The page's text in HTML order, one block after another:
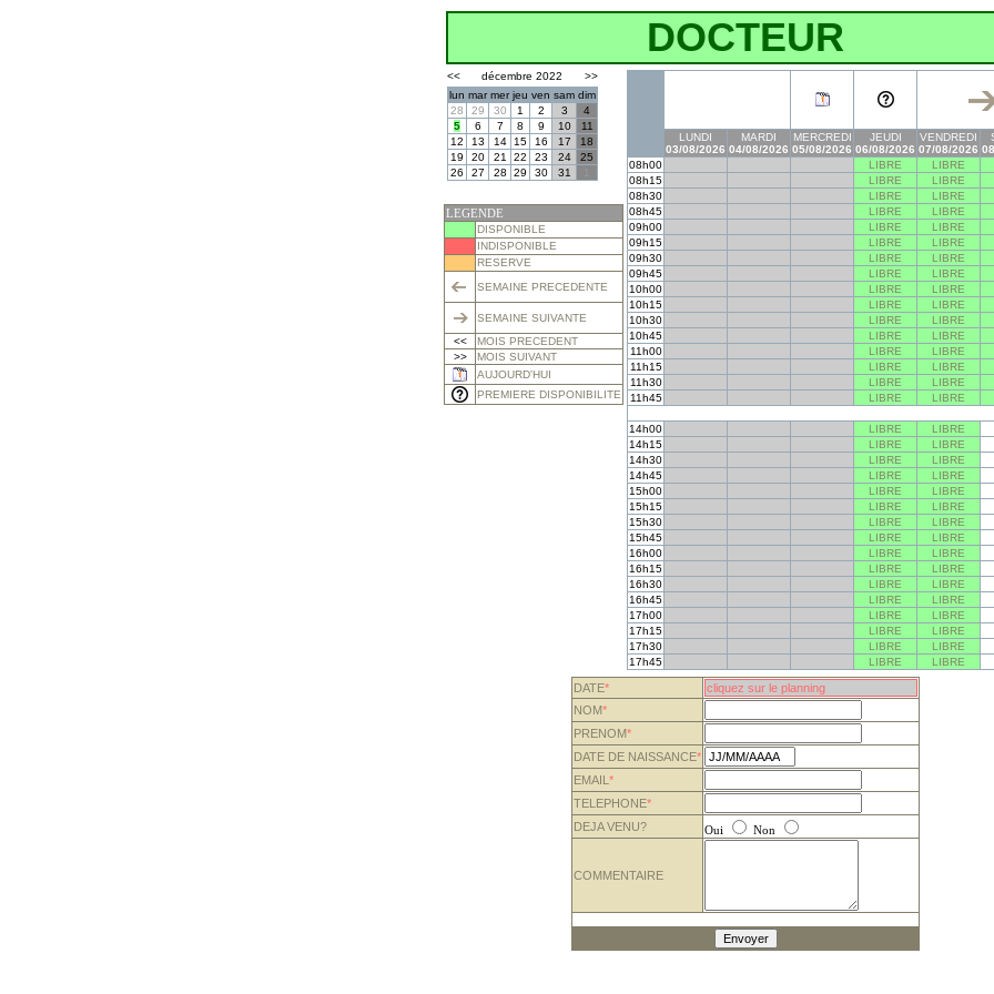
DOCTEUR
<< décembre 2022
>>
lun mar mer jeu ven sam dim
28
29 30 1 2 3
4
5
6 7 8 9 10
11
12
13 14 15 16 17
18
19
20 21 22 23 24
25
26
27 28 29 30 31
LEGENDE
DISPONIBLE
INDISPONIBLE
RESERVE
SEMAINE PRECEDENTE
SEMAINE SUIVANTE
<<
MOIS PRECEDENT
>>
MOIS SUIVANT
AUJOURD'HUI
PREMIERE DISPONIBILITE
LUNDI
03/08/2026
MARDI
04/08/2026
MERCREDI
05/08/2026
JEUDI
06/08/2026
VENDREDI
07/08/2026
08h00
LIBRE LIBRE
08h15
LIBRE LIBRE
08h30
LIBRE LIBRE
08h45
LIBRE LIBRE
09h00
LIBRE LIBRE
09h15
LIBRE LIBRE
09h30
LIBRE LIBRE
09h45
LIBRE LIBRE
10h00
LIBRE LIBRE
10h15
LIBRE LIBRE
10h30
LIBRE LIBRE
10h45
LIBRE LIBRE
11h00
LIBRE LIBRE
11h15
LIBRE LIBRE
11h30
LIBRE LIBRE
11h45
LIBRE LIBRE
14h00 LIBRE
LIBRE
14h15
LIBRE
LIBRE
14h30
LIBRE
LIBRE
14h45
LIBRE
LIBRE
15h00
LIBRE
LIBRE
15h15
LIBRE
LIBRE
15h30
LIBRE
LIBRE
15h45
LIBRE
LIBRE
16h00
LIBRE
LIBRE
16h15
LIBRE
LIBRE
16h30
LIBRE
LIBRE
16h45
LIBRE
LIBRE
17h00
LIBRE
LIBRE
17h15
LIBRE
LIBRE
17h30
LIBRE
LIBRE
17h45
LIBRE LIBRE
DATE*
NOM*
PRENOM*
DATE DE NAISSANCE*
EMAIL *
TELEPHONE*
DEJA VENU?
Oui Non
COMMENTAIRE